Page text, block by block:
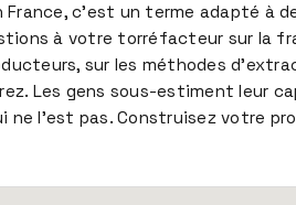
c’est un terme adapté à
à votre torréfacteur sur la
sur les méthodes
Les gens sous-estiment leur
l’est pas. Construisez votre